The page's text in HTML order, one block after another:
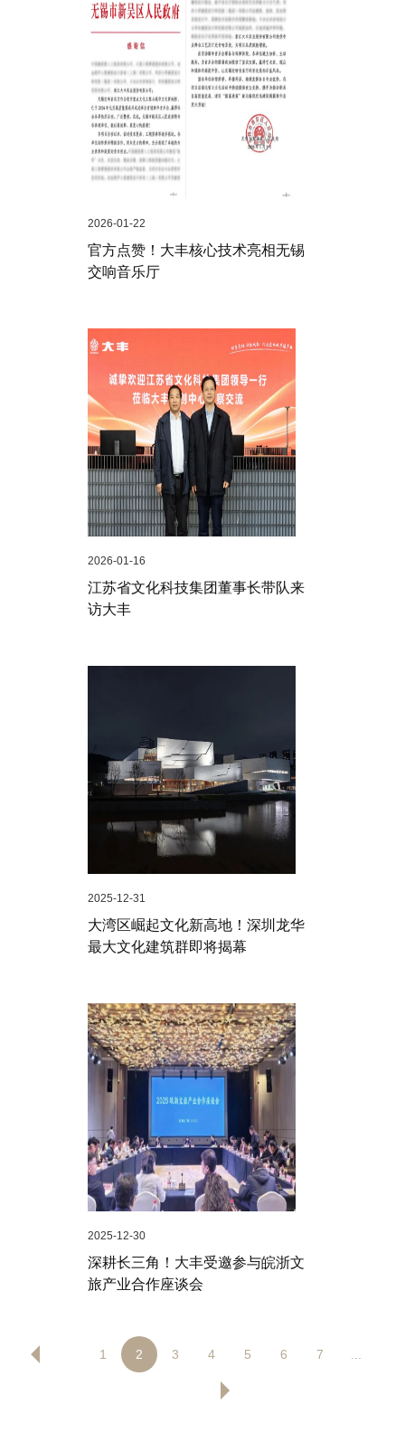
2026-01-22
官方点赞！大丰核心技术亮相无锡
交响音乐厅
2026-01-16
江苏省文化科技集团董事长带队来
访大丰
2025-12-31
大湾区崛起文化新高地！深圳龙华
最大文化建筑群即将揭幕
2025-12-30
深耕长三角！大丰受邀参与皖浙文
旅产业合作座谈会
1 2 3 4 5 6 7